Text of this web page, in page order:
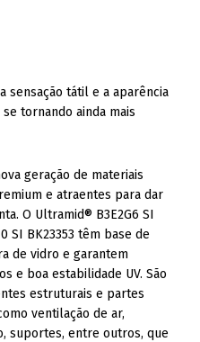
sensação tátil e a aparência
tornando ainda mais
geração de materiais
e atraentes para dar
O Ultramid® B3E2G6 ​​SI
SI BK23353 têm base de
de vidro e garantem
e boa estabilidade UV. São
estruturais e partes
ventilação de ar,
suportes, entre outros, que